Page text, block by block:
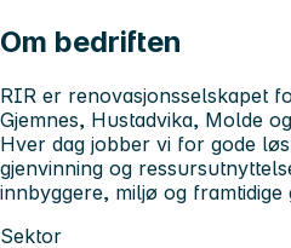
Om bedriften
RIR er renovasjonsselskapet
Gjemnes, Hustadvika, Molde
Hver dag jobber vi for gode
gjenvinning og
innbyggere, miljø og framtidige
Sektor